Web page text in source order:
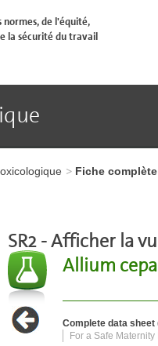
normes, de l'équité,
la sécurité du travail
Fiche complète
SR2 - Afficher la
Allium cepa
Complete data
For a Safe